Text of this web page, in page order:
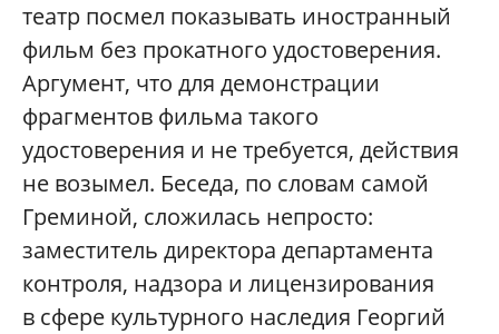
театр посмел показывать иностранный
фильм без прокатного удостоверения.
Аргумент, что для демонстрации
фрагментов фильма такого
удостоверения и не требуется, действия
не возымел. Беседа, по словам самой
Греминой, сложилась непросто:
заместитель директора департамента
контроля, надзора и лицензирования
в сфере культурного наследия Георгий